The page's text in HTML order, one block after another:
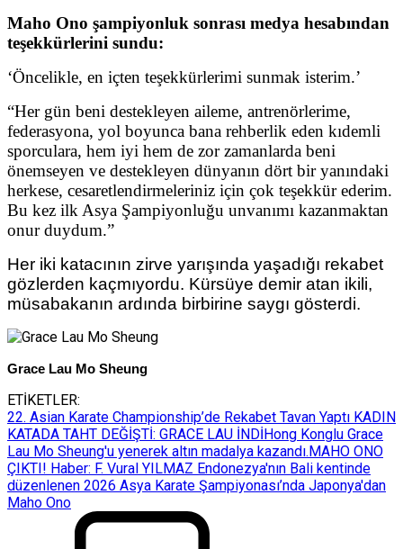
Maho Ono şampiyonluk sonrası medya hesabından
teşekkürlerini sundu:
‘Öncelikle, en içten teşekkürlerimi sunmak isterim.’
“Her gün beni destekleyen aileme, antrenörlerime,
federasyona, yol boyunca bana rehberlik eden kıdemli
sporculara, hem iyi hem de zor zamanlarda beni
önemseyen ve destekleyen dünyanın dört bir yanındaki
herkese, cesaretlendirmeleriniz için çok teşekkür ederim.
Bu kez ilk Asya Şampiyonluğu unvanımı kazanmaktan
onur duydum.”
Her iki katacının zirve yarışında yaşadığı rekabet
gözlerden kaçmıyordu. Kürsüye demir atan ikili,
müsabakanın ardında birbirine saygı gösterdi.
Grace Lau Mo Sheung
ETİKETLER:
22. Asian Karate Championship’de Rekabet Tavan Yaptı KADIN
KATADA TAHT DEĞİŞTİ: GRACE LAU İNDİ Hong Konglu Grace
Lau Mo Sheung'u yenerek altın madalya kazandı. MAHO ONO
ÇIKTI! Haber: F. Vural YILMAZ Endonezya'nın Bali kentinde
düzenlenen 2026 Asya Karate Şampiyonası’nda Japonya'dan
Maho Ono